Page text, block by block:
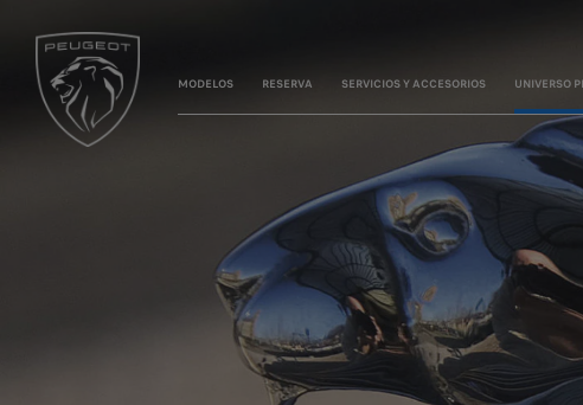
MODELOS RESERVA SERVICIOS Y ACCESORIOS UNIVERSO